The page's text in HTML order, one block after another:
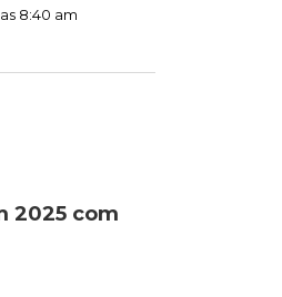
8:40 am
2025 com